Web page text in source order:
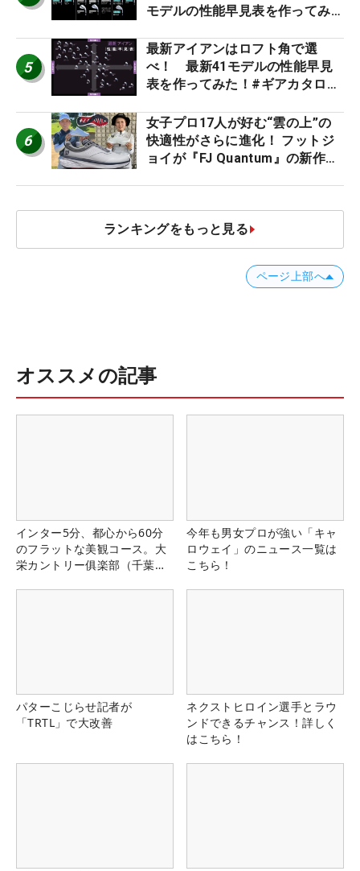
モデルの性能早見表を作ってみ
5
最新アイアンはロフト角で選
べ！ 最新41モデルの性能早見
表を作ってみた！#ギアカタログ
6
女子プロ17人が好む“雲の上”の
快適性がさらに進化！ フットジ
ョイが『FJ Quantum』の新作を
ランキングをもっと見る
ページ上部へ
オススメの記事
インター5分、都心から60分
のフラットな美観コース。大
栄カントリー俱楽部（千葉
今年も男女プロが強い「キャ
ロウェイ」のニュース一覧は
こちら！
パターこじらせ記者が
「TRTL」で大改善
ネクストヒロイン選手とラウ
ンドできるチャンス！詳しく
はこちら！